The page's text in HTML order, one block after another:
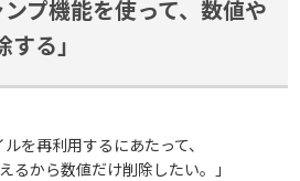
プ機能を使って、数値や
る」
を再利用するにあたって、
るから数値だけ削除したい。」